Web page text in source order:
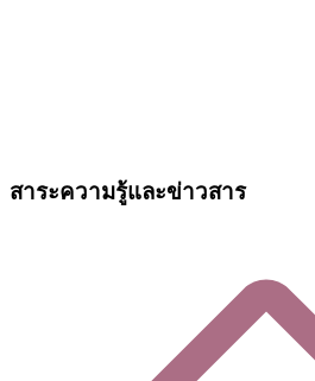
สาระความรู้และข่าวสาร